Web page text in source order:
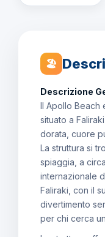
🏖
Descrizione
Il Apollo Beach
situato a
dorata, cuore
La struttura si
spiaggia, a
internazionale
Faliraki, con il
divertimento
per chi cerca